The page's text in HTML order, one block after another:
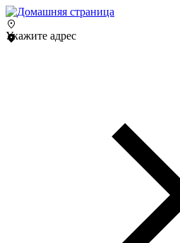
Укажите адрес